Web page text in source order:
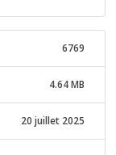
6769
4.64 MB
20 juillet 2025